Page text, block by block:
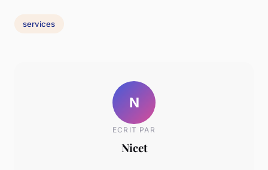
services
N
ECRIT PAR
Nicet